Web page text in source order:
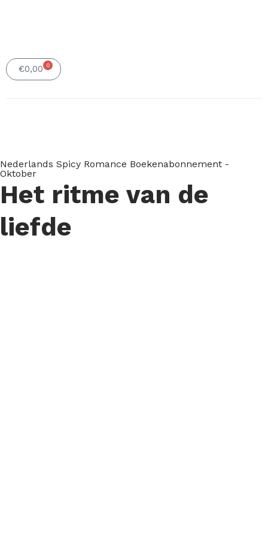
€0,00 0
Winkelwagen
Nederlands Spicy Romance Boekenabonnement -
Oktober
Het ritme van de
liefde